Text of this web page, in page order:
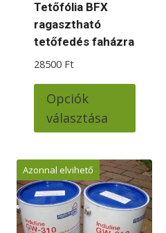
Tetőfólia BFX
ragasztható
tetőfedés faházra
28500 Ft
Opciók
választása
van.
A
Azonnal elvihető